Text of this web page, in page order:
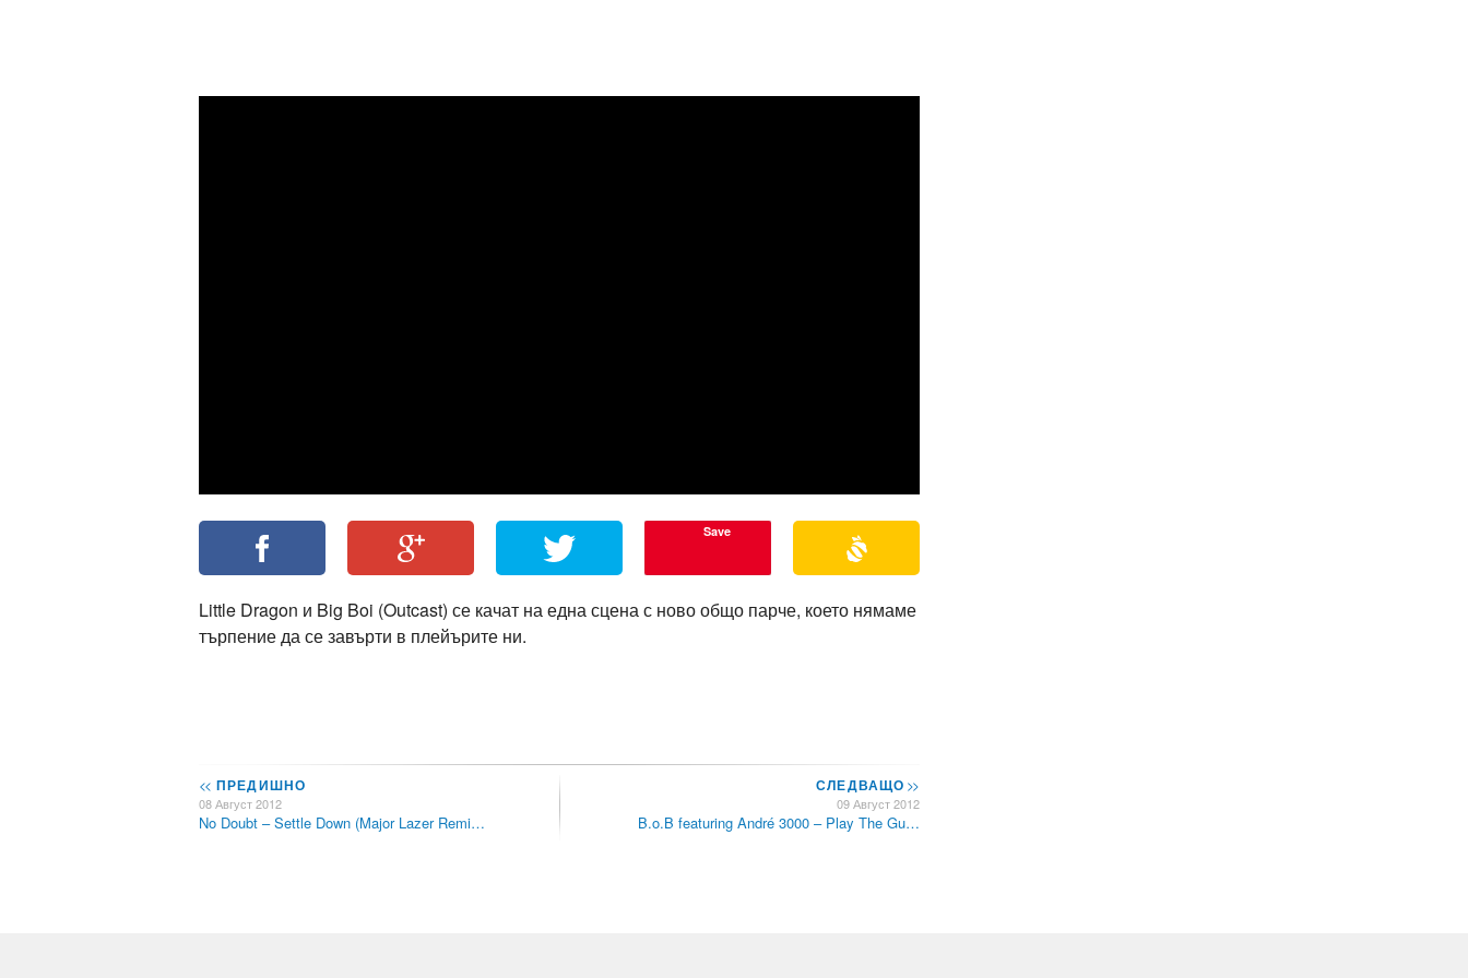
Save
Little Dragon и Big Boi (Outcast) се качат на една сцена с ново общо парче, което нямаме
търпение да се завърти в плейърите ни.
<< ПРЕДИШНО
08 Август 2012
No Doubt – Settle Down (Major Lazer Remi…
СЛЕДВАЩО>>
09 Август 2012
B.o.B featuring André 3000 – Play The Gu…